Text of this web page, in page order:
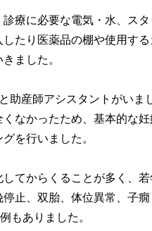
療に必要な電気・水、ス
たり医薬品の棚や使用す
ました。
助産師アシスタントがい
なかったため、基本的な
を行いました。
てからくることが多く、
止、双胎、体位異常、子
もありました。